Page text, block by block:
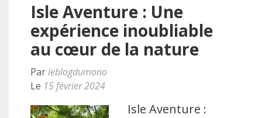
Isle Aventure : Une
expérience inoubliable
au cœur de la nature
Parleblogdumono
Le 15 février 2024
Isle Aventure :